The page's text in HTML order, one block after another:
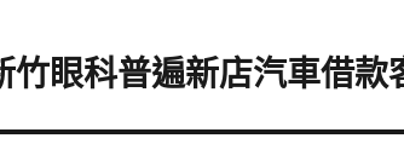
竹眼科普遍新店汽車借款